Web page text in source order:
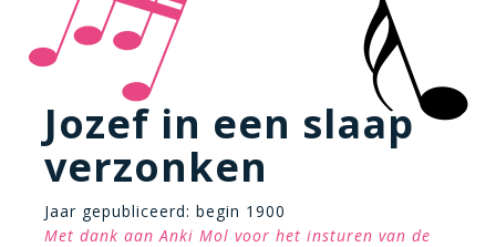
Jozef in een slaap
verzonken
Jaar gepubliceerd: begin 1900
Met dank aan Anki Mol voor het insturen van de